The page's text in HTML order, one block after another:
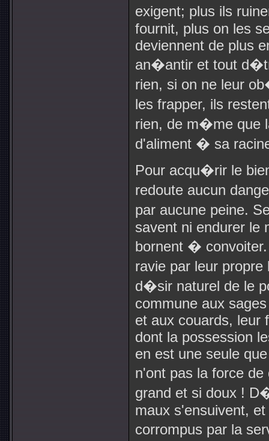
exigent; plus ils
fournit, plus on les
deviennent de plus
an�antir et tout
rien, si on ne leur
les frapper, ils
rien, de m�me que
d'aliment � sa
Pour acqu�rir le
redoute aucun
par aucune peine.
savent ni endurer le
bornent �
ravie par leur
d�sir naturel de le
commune aux
et aux couards, leur
dont la possession
en est une seule
n'ont pas la force
grand et si doux !
maux s'ensuivent,
corrompus par la